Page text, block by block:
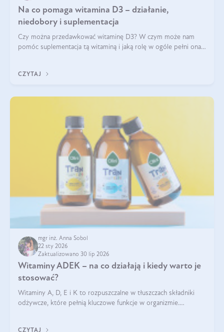
Na co pomaga witamina D3 – działanie,
niedobory i suplementacja
Czy można przedawkować witaminę D3? W czym może nam
pomóc suplementacja tą witaminą i jaką rolę w ogóle pełni ona
robić?
CZYTAJ
mgr inż. Anna Sobol
22 sty 2026
Zaktualizowano 30 lip 2026
Witaminy ADEK – na co działają i kiedy warto je
stosować?
Witaminy A, D, E i K to rozpuszczalne w tłuszczach składniki
odżywcze, które pełnią kluczowe funkcje w organizmie.
CZYTAJ